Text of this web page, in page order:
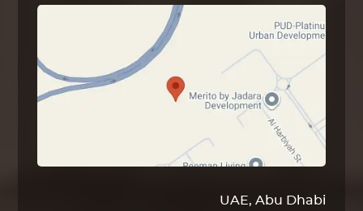
UAE, Abu Dhabi